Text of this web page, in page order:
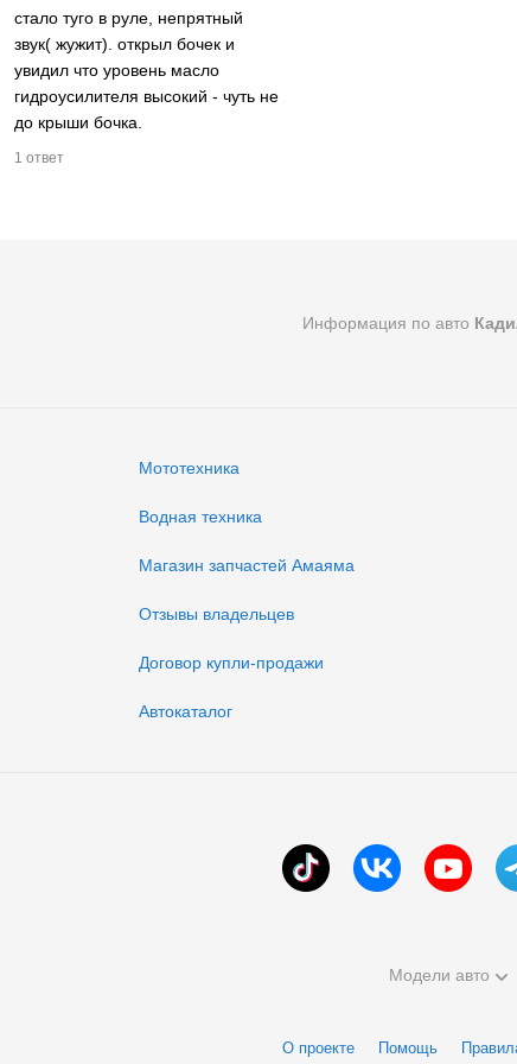
стало туго в руле, непрятный
звук( жужит). открыл бочек и
увидил что уровень масло
гидроусилителя высокий - чуть не
до крыши бочка.
1 ответ
Информация по авто
Мототехника
Водная техника
Магазин запчастей Амаяма
Отзывы владельцев
Договор купли-продажи
Автокаталог
Модели авто
О проекте Помощь